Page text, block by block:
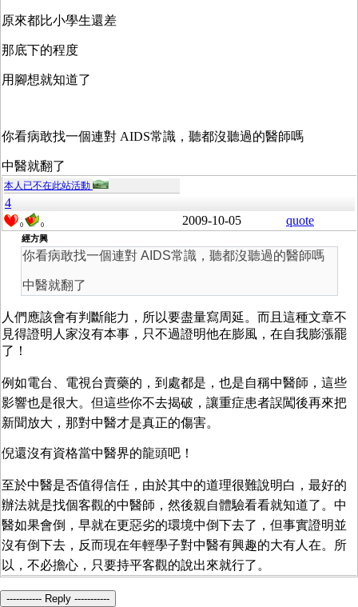
原來都比小學生還差
那底下的程度
用腳想就知道了
你看病敢找一個連對 AIDS常識，聽都沒聽過的醫師嗎
中醫就翻了
本人已不在此站活動
4
0 0 2009-10-05 quote
經方興
你看病敢找一個連對 AIDS常識，聽都沒聽過的醫師嗎
中醫就翻了
人們應該會有判斷能力，所以要盡量寫周延。而且這種文章不
見得證明人家沒有本事，只不過證明他在膨風，在自我膨漲罷
了！
例如電台、電視台賣藥的，到處都是，也是自稱中醫師，這些
影響也是很大。但這些你不去揭破，讓重症患者誤闖後再來把
新聞放大，那對中醫才是真正的傷害。
倪還沒有資格當中醫界的龍頭吧！
至於中醫是否值得信任，由於其中的道理很難說明白，最好的
辦法就是找個客觀的中醫師，然後親自體驗看看就知道了。中
醫如果會倒，早就在更惡劣的環境中倒下去了，但事實證明並
沒有倒下去，反而現在年輕學子對中醫有興趣的大有人在。所
以，不必擔心，只要持平客觀的說出來就行了。
----------- Reply -----------